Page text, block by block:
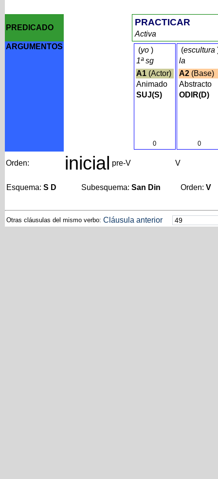
PREDICADO
PRACTICAR
Activa
ARGUMENTOS
(yo)
1ª sg
A1(Actor)
Animado
SUJ(S)
0
(escultura
la
A2(Base)
Abstracto
ODIR(D)
0
Orden: inicial pre-V V
Esquema: S D Subesquema: San Din Orden: V
Otras cláusulas del mismo verbo: Cláusula anterior